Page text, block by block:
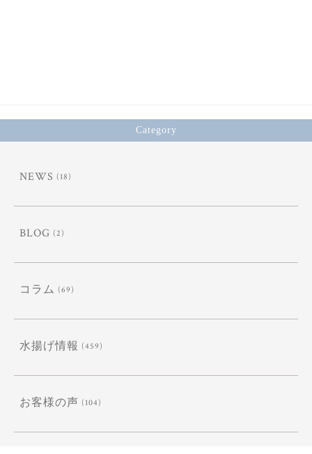
Category
NEWS (18)
BLOG (2)
コラム (69)
水揚げ情報 (459)
お客様の声 (104)